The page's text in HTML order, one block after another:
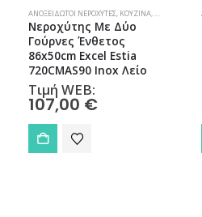
ΑΝΟΞΕΊΔΩΤΟΙ ΝΕΡΟΧΎΤΕΣ, ΚΟΥΖΊΝΑ, ΝΕΡΟΧΎΤΕΣ
Νεροχύτης Με Δύο
Γούρνες Ένθετος
86x50cm Excel Estia
720CMAS90 Inox Λείο
Τιμή WEB:
107,00 €